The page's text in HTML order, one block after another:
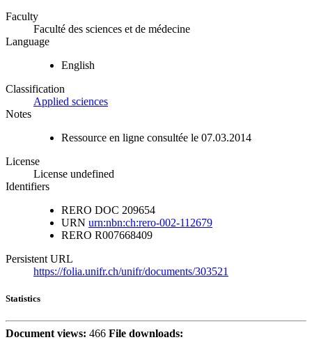
Faculty
Faculté des sciences et de médecine
Language
English
Classification
Applied sciences
Notes
Ressource en ligne consultée le 07.03.2014
License
License undefined
Identifiers
RERO DOC 209654
URN urn:nbn:ch:rero-002-112679
RERO R007668409
Persistent URL
https://folia.unifr.ch/unifr/documents/303521
Statistics
Document views: 466 File downloads: